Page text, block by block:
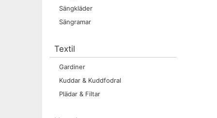
Sängkläder
Sängramar
Textil
Gardiner
Kuddar & Kuddfodral
Plädar & Filtar